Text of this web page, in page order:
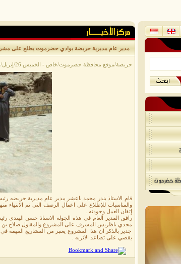
مدير عام مديرية حريضة بوادي حضرموت يطلع على
حريضة/موقع محافظة حضرموت/خاص - الخميس 26/إبريل/2018
والمناسبات للإطلاع على اعمال الرصف التي تم الانتهاء
إتقان العمل وجودته .
رافق المدير العام في هذه الجولة الاستاذ حسن الهندي
مجدي باظريس المشرف على المشروع والمقاول صلاح بن
جدير بالذكر ان هذا المشروع يعتبر من المشاريع المهمة
يقضي على تصاعد الاتربه .